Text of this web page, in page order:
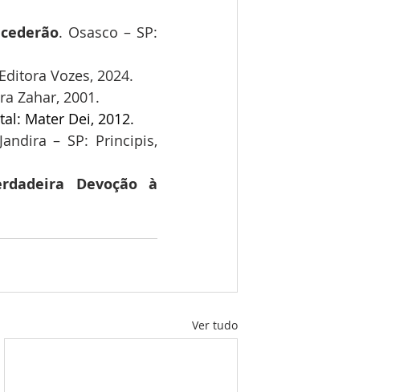
. Osasco – SP:
Vozes, 2024.
Zahar, 2001.
Mater Dei, 2012.
Jandira – SP: Principis,
Devoção à
Ver tudo